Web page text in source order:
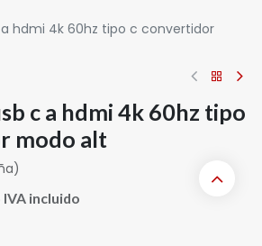
hdmi 4k 60hz tipo c convertidor
c a hdmi 4k 60hz tipo
modo alt
IVA incluido